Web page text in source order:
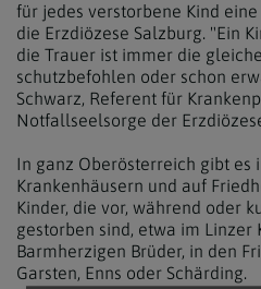
für jedes verstorbene Kind
die Erzdiözese Salzburg. "Ein
die Trauer ist immer die
schutzbefohlen oder schon
Schwarz, Referent für
Notfallseelsorge der
In ganz Oberösterreich gibt es
Krankenhäusern und auf
Kinder, die vor, während oder
gestorben sind, etwa im Linzer
Barmherzigen Brüder, in den
Garsten, Enns oder Schärding.